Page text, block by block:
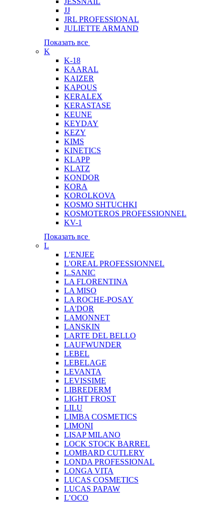
JJ
JRL PROFESSIONAL
JULIETTE ARMAND
Показать все
K
K-18
KAARAL
KAIZER
KAPOUS
KERALEX
KERASTASE
KEUNE
KEYDAY
KEZY
KIMS
KINETICS
KLAPP
KLATZ
KONDOR
KORA
KOROLKOVA
KOSMO SHTUCHKI
KOSMOTEROS PROFESSIONNEL
KV-1
Показать все
L
L'ENJEE
L'OREAL PROFESSIONNEL
L.SANIC
LA FLORENTINA
LA MISO
LA ROCHE-POSAY
LA'DOR
LAMONNET
LANSKIN
LARTE DEL BELLO
LAUFWUNDER
LEBEL
LEBELAGE
LEVANTA
LEVISSIME
LIBREDERM
LIGHT FROST
LILU
LIMBA COSMETICS
LIMONI
LISAP MILANO
LOCK STOCK BARREL
LOMBARD CUTLERY
LONDA PROFESSIONAL
LONGA VITA
LUCAS COSMETICS
LUCAS PAPAW
L’OCO